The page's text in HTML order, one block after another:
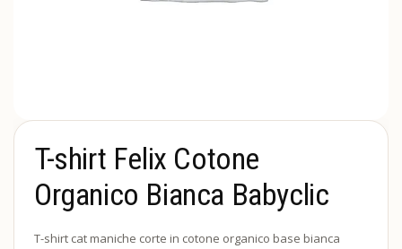
T-shirt Felix Cotone
Organico Bianca Babyclic
T-shirt cat maniche corte in cotone organico base bianca